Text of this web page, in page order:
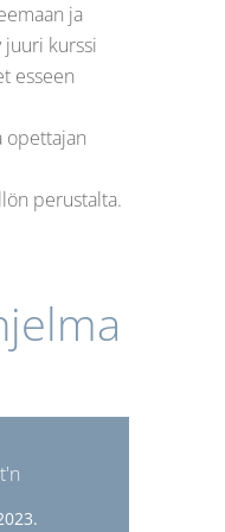
ja
juuri kurssi
esseen
opettajan
perustalta.